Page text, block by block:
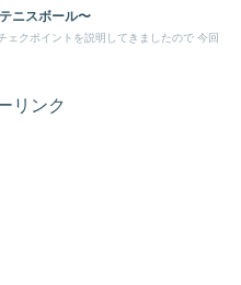
ニスボール〜
ェクポイントを説明してきましたので 今回
リンク